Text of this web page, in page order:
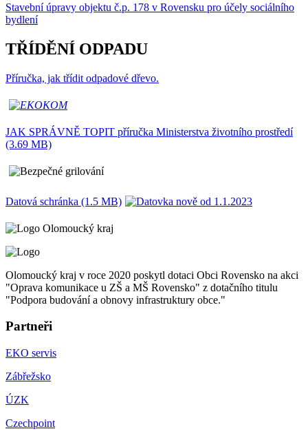
Stavební úpravy objektu č.p. 178 v Rovensku pro účely sociálního
bydlení
TŘÍDĚNÍ ODPADU
Příručka, jak třídit odpadové dřevo.
JAK SPRÁVNĚ TOPIT příručka Ministerstva životního prostředí
(3.69 MB)
Datová schránka (1.5 MB)
Olomoucký kraj v roce 2020 poskytl dotaci Obci Rovensko na akci
"Oprava komunikace u ZŠ a MŠ Rovensko" z dotačního titulu
"Podpora budování a obnovy infrastruktury obce."
Partneři
EKO servis
Zábřežsko
ÚZK
Czechpoint